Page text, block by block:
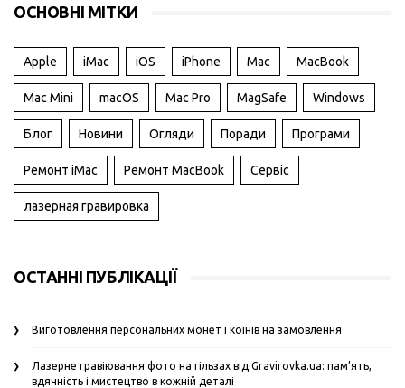
ОСНОВНІ МІТКИ
Apple iMac iOS iPhone Mac MacBook
Mac Mini macOS Mac Pro MagSafe Windows
Блог Новини Огляди Поради Програми
Ремонт iMac Ремонт MacBook Сервіс
лазерная гравировка
ОСТАННІ ПУБЛІКАЦІЇ
Виготовлення персональних монет і коїнів на замовлення
Лазерне гравіювання фото на гільзах від Gravirovka.ua: пам’ять,
вдячність і мистецтво в кожній деталі